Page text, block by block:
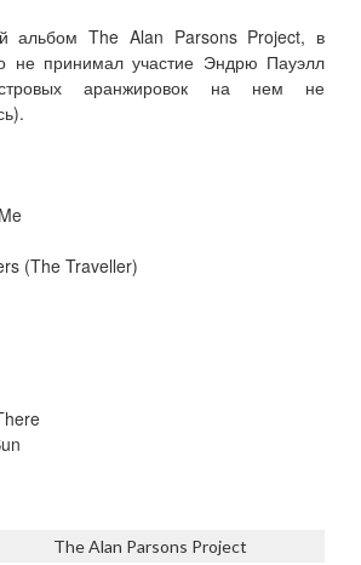
альбом The Alan Parsons Project, в
не принимал участие Эндрю Пауэлл
аранжировок на нем не
(The Traveller)
The Alan Parsons Project